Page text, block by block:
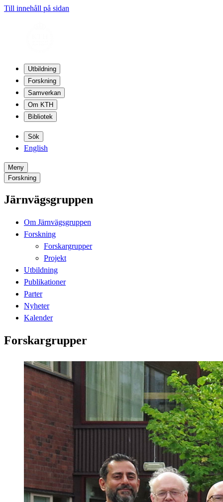
Till innehåll på sidan
Utbildning
Forskning
Samverkan
Om KTH
Bibliotek
Sök
English
Meny
Forskning
Järnvägsgruppen
Om Järnvägsgruppen
Forskning
Forskargrupper
Projekt
Utbildning
Publikationer
Parter
Nyheter
Kalender
Forskargrupper